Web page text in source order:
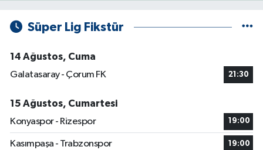
Süper Lig Fikstür
14 Ağustos, Cuma
Galatasaray - Çorum FK
21:30
15 Ağustos, Cumartesi
Konyaspor - Rizespor
19:00
Kasımpaşa - Trabzonspor 19:00